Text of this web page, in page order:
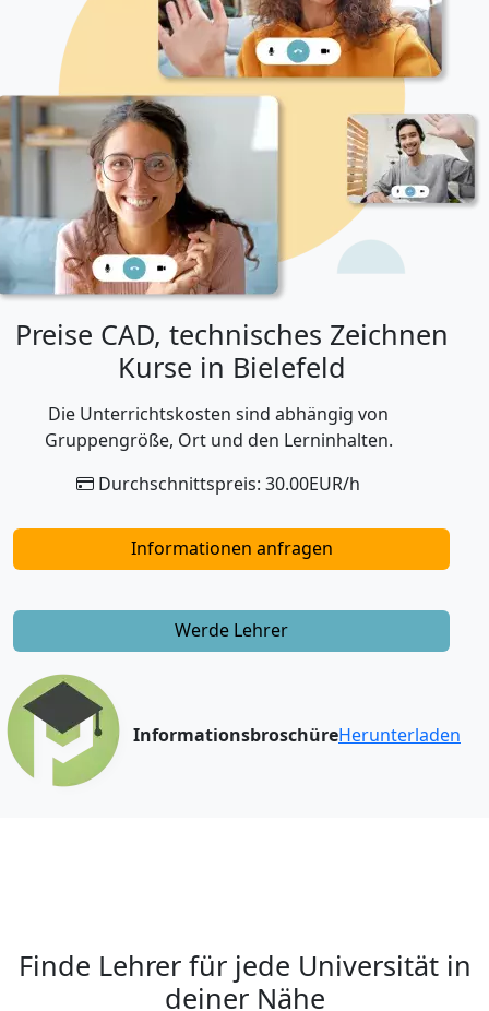
Preise CAD, technisches Zeichnen
Kurse in Bielefeld
Die Unterrichtskosten sind abhängig von
Gruppengröße, Ort und den Lerninhalten.
Durchschnittspreis: 30.00EUR/h
Informationen anfragen
Werde Lehrer
InformationsbroschüreHerunterladen
Finde Lehrer für jede Universität in
deiner Nähe